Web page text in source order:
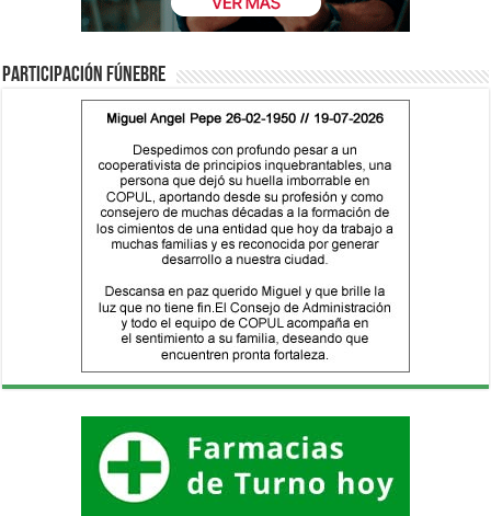
Participación fúnebre